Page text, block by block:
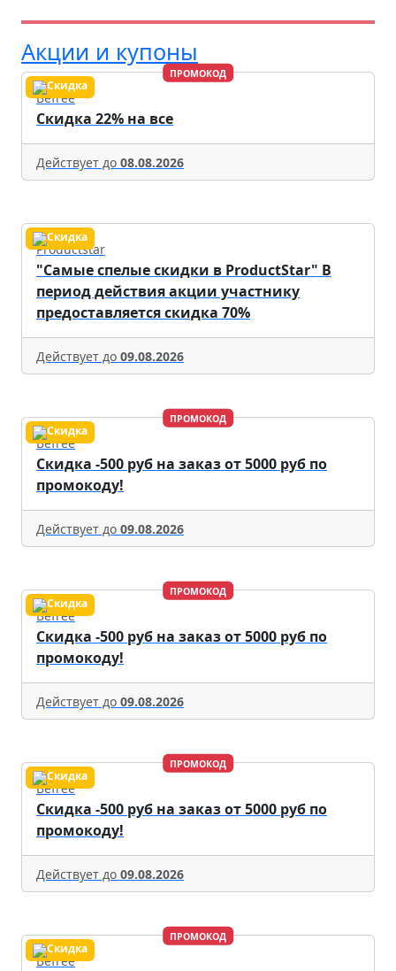
Акции и купоны
ПРОМОКОД
Befree
Скидка 22% на все
Действует до 08.08.2026
Productstar
"Самые спелые скидки в ProductStar" В
период действия акции участнику
предоставляется скидка 70%
Действует до 09.08.2026
ПРОМОКОД
Befree
Скидка -500 руб на заказ от 5000 руб по
промокоду!
Действует до 09.08.2026
ПРОМОКОД
Befree
Скидка -500 руб на заказ от 5000 руб по
промокоду!
Действует до 09.08.2026
ПРОМОКОД
Befree
Скидка -500 руб на заказ от 5000 руб по
промокоду!
Действует до 09.08.2026
ПРОМОКОД
Befree